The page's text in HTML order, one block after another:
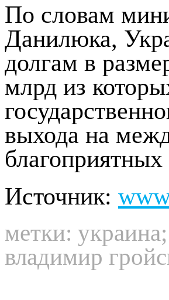
По словам
Данилюка,
долгам в
млрд из
выхода на
Источник:
метки: украина;
владимир